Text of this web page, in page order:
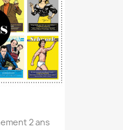
2 ans